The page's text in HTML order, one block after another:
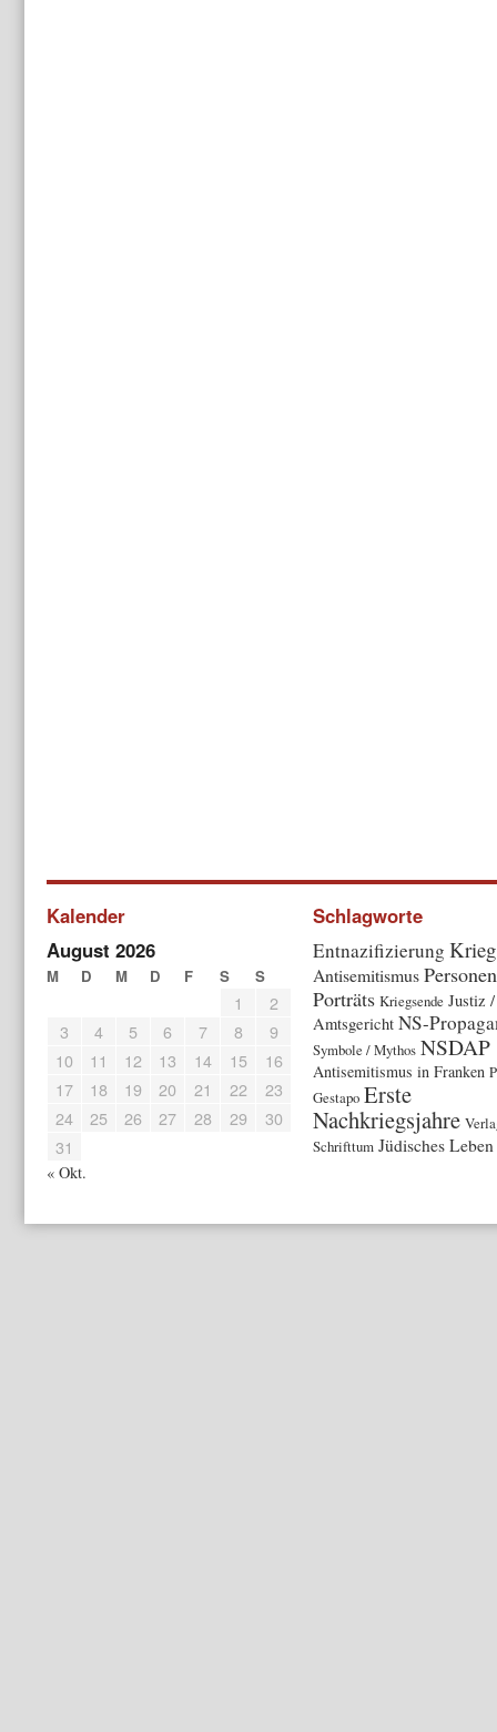
Kalender
August 2026
M D M D F S S
1
2
3
4 5 6 7 8
9
10
11 12 13 14 15
16
17
18 19 20 21 22
23
24
25 26 27 28 29
30
31
« Okt.
Schlagworte
Entnazifizierung Krieg
Antisemitismus
Porträts Kriegsende Justiz /
Amtsgericht NS-
Symbole / Mythos NSDAP
Antisemitismus in Franken
Gestapo Erste
Nachkriegsjahre
Schrifttum Jüdisches Leben